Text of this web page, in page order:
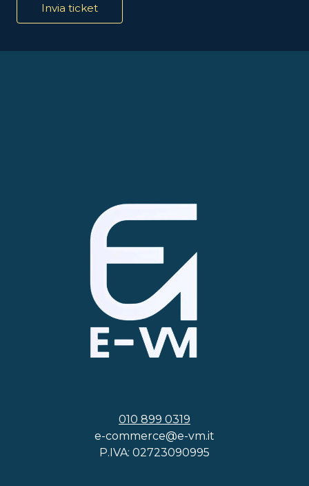
Invia ticket
010 899 0319
e-commerce@e-vm.it
P.IVA: 02723090995